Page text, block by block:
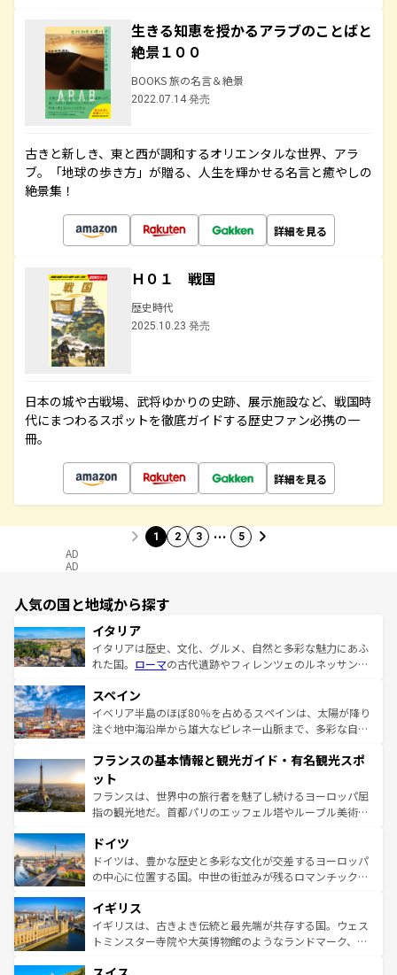
生きる知恵を授かるアラブのことばと
絶景１００
BOOKS 旅の名言＆絶景
2022.07.14 発売
古きと新しき、東と西が調和するオリエンタルな世界、アラ
ブ。「地球の歩き方」が贈る、人生を輝かせる名言と癒やしの
絶景集！
詳細を見る
Ｈ０１ 戦国
歴史時代
2025.10.23 発売
日本の城や古戦場、武将ゆかりの史跡、展示施設など、戦国時
代にまつわるスポットを徹底ガイドする歴史ファン必携の一
冊。
詳細を見る
1 2 3 … 5
AD
AD
人気の国と地域から探す
イタリア
イタリアは歴史、文化、グルメ、自然と多彩な魅力にあふ
れた国。 ローマの古代遺跡やフィレンツェのルネッサンス
ろん、トスカーナの美しい田園風景やアマルフィ海岸の絶
景など、自然景観も見逃せない。観光の合間には、本場の
ピザやパスタなど、絶品のイタリア料理を堪能することも
ませてくれるイタリアで、忘れられない旅をしてみよう！
なお、新着のイタリア情報は
しい。
スペイン
イベリア半島のほぼ80％を占めるスペインは、太陽が降り
注ぐ地中海沿岸から雄大なピレネー山脈まで、多彩な自然
文化が根付くこの国では、情熱的なフラメンコ、熱気あふ
れる闘牛、そして美味しいタパスが生活の一部となってい
る。首都マドリードの洗練された雰囲気や、バルセロナの
アートに溢れた街角から、地方では古代ローマ遺跡や中世
せる。地方によって風土や気候が異なるスペインはその個
性で訪れる人を魅了する。 なお、新着のスペイン情報は コ
ンテンツ一覧を参照してほしい。
フランスの基本情報と観光ガイド・有名観光スポ
ット
フランスは、世界中の旅行者を魅了し続けるヨーロッパ屈
指の観光地だ。首都パリのエッフェル塔やルーブル美術館
で、幅広い魅力が詰まっている。華麗な宮殿、歴史的な大
聖堂、美しいビーチ、そして豊かな自然が、訪れる者を心
から魅了する。また、フランスは美食の国としても知ら
いる。シャンパンの発祥地であるランス、プロヴァンスの
香り高いラベンダー畑など、多彩な楽しみ方が可能だ。さ
らに、パリ以外の地域にも魅力が溢れており、どの街角に
れる地方に足を運ぶとそれぞれで全く異なる文化を体験で
ドイツ
ドイツは、豊かな歴史と多彩な文化が交差するヨーロッパ
の中心に位置する国。中世の街並みが残るロマンチック街
顔を持つこの国は、どこを歩いても飽きることがない。ベ
ルリンの文化的活気、バイエルン州のアルプスの絶景、そ
してライン川沿いのワイン畑といった風景は必見。ビール
は、お酒好きな人にはぜひ体験してほしい。 なお、新着の
イギリス
イギリスは、古きよき伝統と最先端が共存する国。ウェス
トミンスター寺院や大英博物館のようなランドマーク、歴